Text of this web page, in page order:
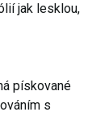
jak lesklou,
pískované
s